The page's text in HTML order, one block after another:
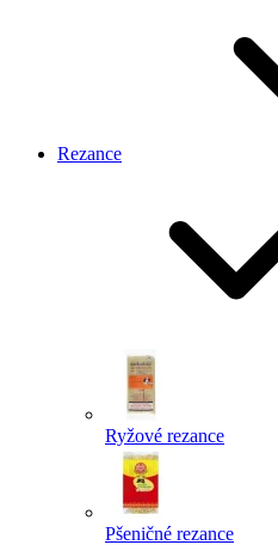
Rezance
Ryžové rezance
Pšeničné rezance